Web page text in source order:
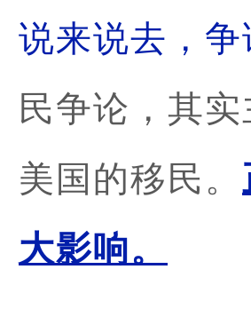
说来说去，
民争论，其
美国的移民。
大影响。